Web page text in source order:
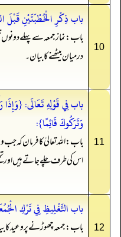
10
باب ذِكْرِ الْخُطْبَتَيْنِ قَبْلَ
باب: نماز جمعہ سے پہلے
درمیان بیٹھنے کا بیان۔
11
باب فِي قَوْلِهِ تَعَالَى: {وَإِذَا
وَتَرَكُوكَ قَائِمًا}:
باب: اللہ تعالیٰ کا فرمان کہ جب
اس کی طرف چلے جاتے ہیں اور
12
باب التَّغْلِيظِ فِي تَرْكِ
باب: جمعہ چھوڑنے پر وعید کا